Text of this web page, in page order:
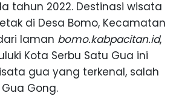
tahun 2022. Destinasi wisata
di Desa Bomo, Kecamatan
laman bomo.kabpacitan.id,
Kota Serbu Satu Gua ini
gua yang terkenal, salah
Gong.